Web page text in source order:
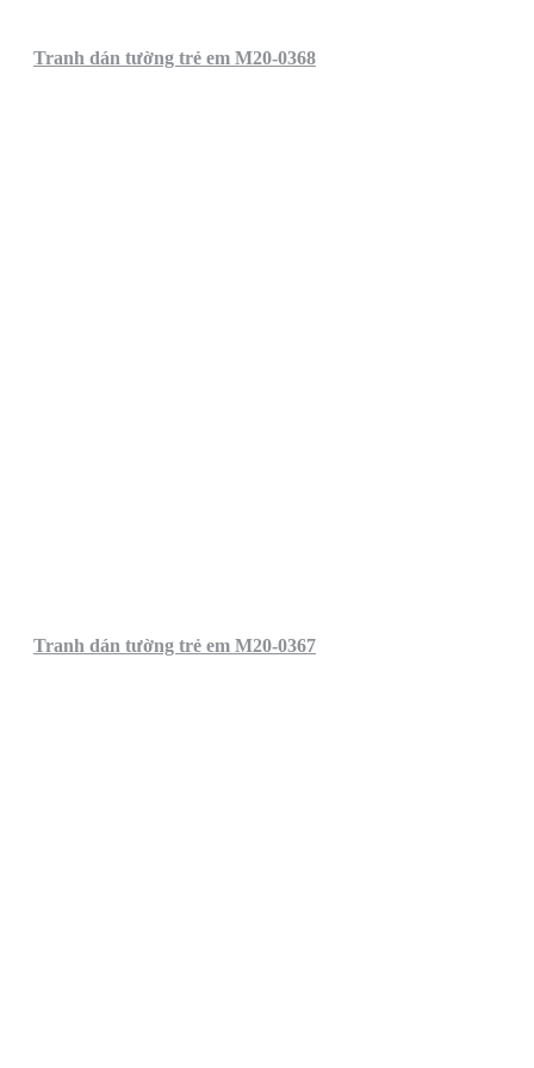
Tranh dán tường trẻ em M20-0368
Tranh dán tường trẻ em M20-0367